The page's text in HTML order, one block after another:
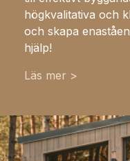
högkvalitativa och
och skapa
hjälp!
Läs mer >